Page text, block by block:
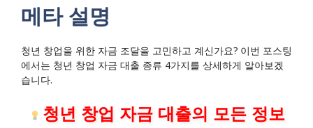
메타 설명
청년 창업을 위한 자금 조달을 고민하고 계신가요? 이번 포스팅
에서는 청년 창업 자금 대출 종류 4가지를 상세하게 알아보겠
습니다.
청년 창업 자금 대출의 모든 정보